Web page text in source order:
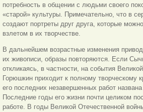
потребность в общении с людьми своего
«старой» культуры. Примечательно, что в
создают портреты друг друга, которые
взлетом в их творчестве.
В дальнейшем возрастные изменения
их живописи, образы повторяются. Если
откликаясь, в частности, на события
Горюшкин приходит к полному творческому
его последних незавершенных работ
Последние годы его жизни почти целиком
работе. В годы Великой Отечественной